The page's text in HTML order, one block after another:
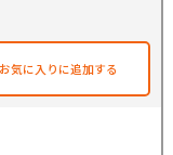
お気に入りに追加する